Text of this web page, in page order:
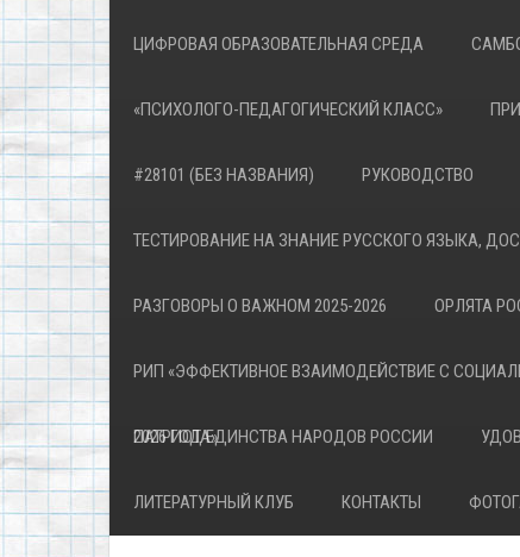
ЦИФРОВАЯ ОБРАЗОВАТЕЛЬНАЯ СРЕДА
«ПСИХОЛОГО-ПЕДАГОГИЧЕСКИЙ КЛАСС»
#28101 (БЕЗ НАЗВАНИЯ) РУКОВОДСТВО
ТЕСТИРОВАНИЕ НА ЗНАНИЕ РУССКОГО ЯЗЫКА,
РАЗГОВОРЫ О ВАЖНОМ 2025-2026 ОРЛЯТА
РИП «ЭФФЕКТИВНОЕ ВЗАИМОДЕЙСТВИЕ С
ПАТРИОТА»
2026 ГОД ЕДИНСТВА НАРОДОВ РОССИИ
ЛИТЕРАТУРНЫЙ КЛУБ КОНТАКТЫ